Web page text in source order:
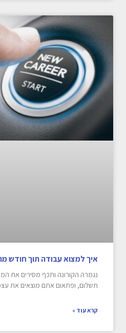
איך למצוא עבודה תוך חודש
נגמרה הקורונה ותכף מסירים את
תשלום, ופתאום אתם מוצאים את
קרא עוד »